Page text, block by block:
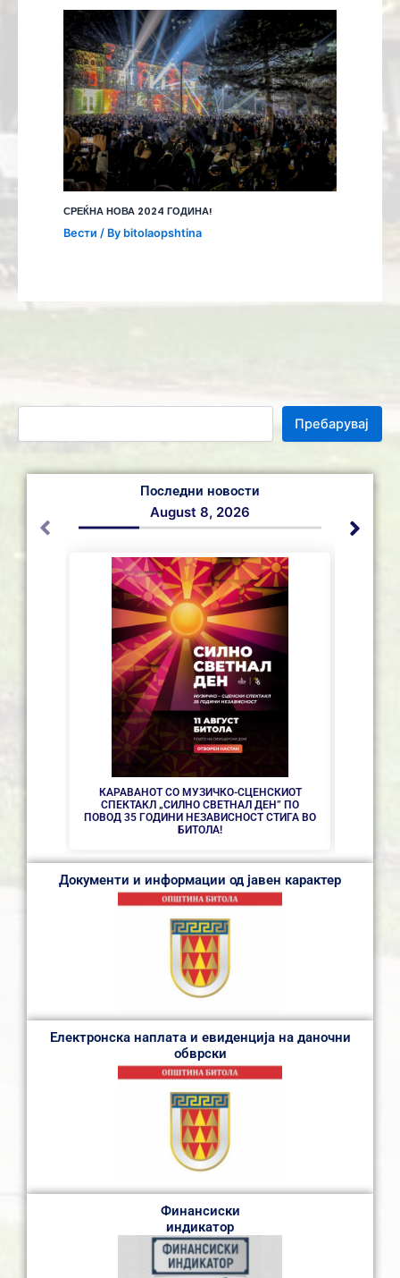
Пребарувај
Последни новости
КАРАВАНОТ СО МУЗИЧКО-СЦЕНСКИОТ
СПЕКТАКЛ „СИЛНО СВЕТНАЛ ДЕН” ПО
ПОВОД 35 ГОДИНИ НЕЗАВИСНОСТ СТИГА ВО
БИТОЛА!
August 8, 2026
Документи и информации од јавен карактер
Електронска наплата и евиденција на даночни
обврски
Финансиски
индикатор
СРЕЌНА НОВА 2024 ГОДИНА!
Вести / By bitolaopshtina